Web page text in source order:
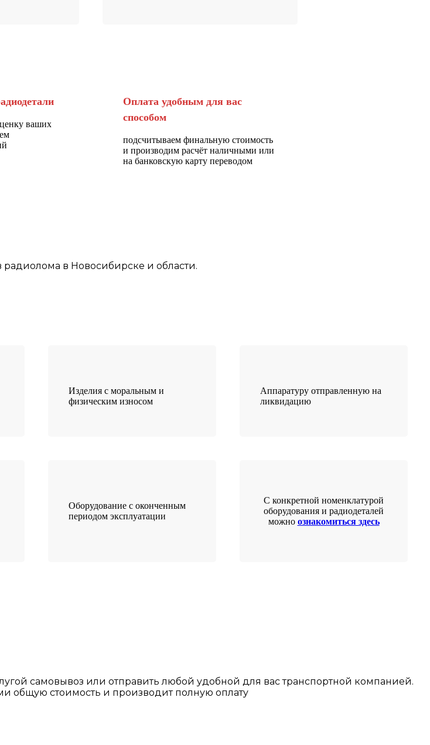
ваших
Оплата удобным для вас
способом
подсчитываем финальную стоимость
и производим расчёт наличными или
на банковскую карту переводом
радиолома в Новосибирске и области.
Изделия с моральным и
физическим износом
Аппаратуру отправленную на
ликвидацию
Оборудование с оконченным
периодом эксплуатации
С конкретной номенклатурой
оборудования и радиодеталей
можно ознакомиться здесь
самовывоз или отправить любой удобной для вас транспортной компанией.
общую стоимость и производит полную оплату